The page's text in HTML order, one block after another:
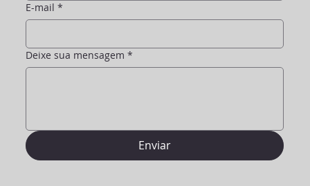
E-mail *
Deixe sua mensagem *
Enviar